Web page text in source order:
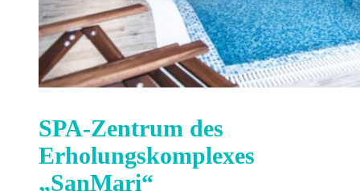
SPA-Zentrum des
Erholungskomplexes
„SanMari“